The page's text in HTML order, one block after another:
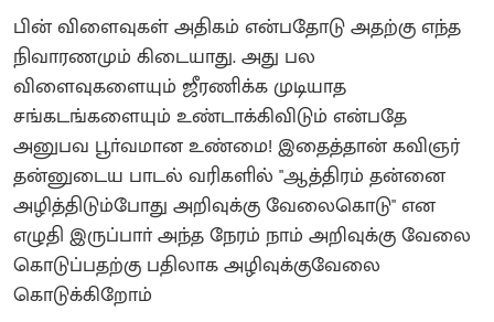
பின் விளைவுகள் அதிகம் என்பதோடு அதற்கு எந்த
நிவாரணமும் கிடையாது. அது பல
விளைவுகளையும் ஜீரணிக்க முடியாத
சங்கடங்களையும் உண்டாக்கிவிடும் என்பதே
அனுபவ பூா்வமான உண்மை! இதைத்தான் கவிஞர்
தன்னுடைய பாடல் வரிகளில் "ஆத்திரம் தன்னை
அழித்திடும்போது அறிவுக்கு வேலைகொடு" என
எழுதி இருப்பாா் அந்த நேரம் நாம் அறிவுக்கு வேலை
கொடுப்பதற்கு பதிலாக அழிவுக்குவேலை
கொடுக்கிறோம்